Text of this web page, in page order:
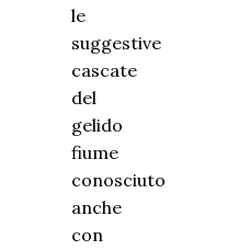
le
suggestive
cascate
del
gelido
fiume
conosciuto
anche
con